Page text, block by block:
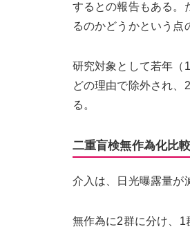
するとの報告もある。
るのかどうかという点
研究対象として若年（
どの理由で除外され
る。
二重盲検無作為化比
介入は、日光曝露量が
無作為に2群に分け、